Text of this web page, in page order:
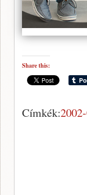
Share this:
Címkék: